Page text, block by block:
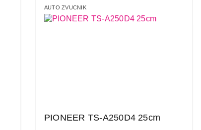
AUTO ZVUCNIK
PIONEER TS-A250D4 25cm